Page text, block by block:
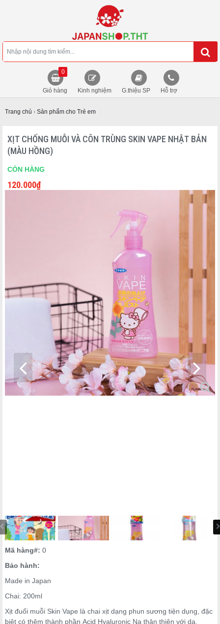
Giỏ hàng
0
Kinh nghiệm G.thiệu SP Hỗ trợ
Trang chủ › Sản phẩm cho Trẻ em
XỊT CHỐNG MUỖI VÀ CÔN TRÙNG SKIN VAPE NHẬT BẢN
(MÀU HỒNG)
CÒN HÀNG
120.000₫
Mã hàng#: 0
Bảo hành:
Made in Japan
Chai: 200ml
Xịt đuổi muỗi Skin Vape là chai xịt dạng phun sương tiện dụng, đặc
biệt có thêm thành phần Acid Hyaluronic Na thân thiện với da.